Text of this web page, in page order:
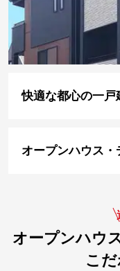
快適な都心の一戸
オープンハウス
オープンハウ
こ